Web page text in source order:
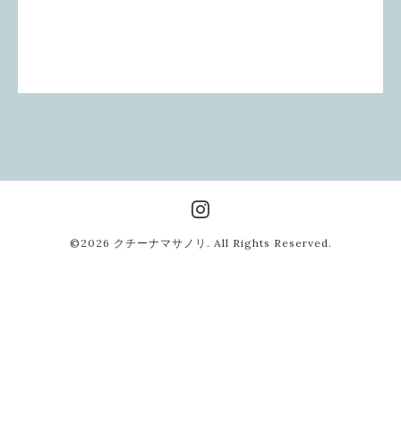
©2026 クチーナマサノリ . All Rights Reserved.